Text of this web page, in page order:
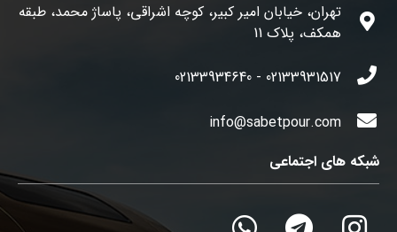
تهران، خیابان امیر کبیر، کوچه اشراقی، پاساژ محمد، طبقه
همکف، پلاک 11
02133931517 - 02133934640
info@sabetpour.com
شبکه های اجتماعی